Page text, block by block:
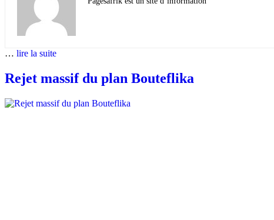
… lire la suite
Rejet massif du plan Bouteflika